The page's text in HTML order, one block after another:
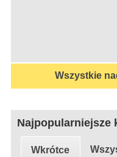
Wszystkie
Najpopularniejsze
Wkrótce